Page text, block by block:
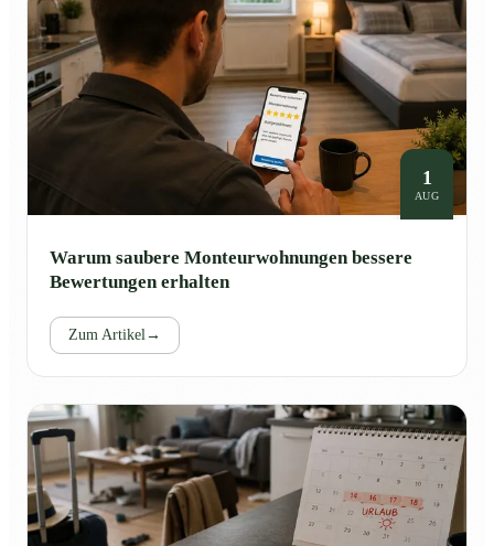
1
AUG
Warum saubere Monteurwohnungen bessere
Bewertungen erhalten
Zum Artikel→